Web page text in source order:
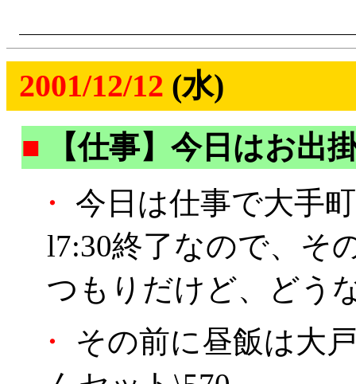
2001/12/12 (水)
■
【仕事】今日はお出
・
今日は仕事で大手
l7:30終了なので、そ
つもりだけど、どう
・
その前に昼飯は大